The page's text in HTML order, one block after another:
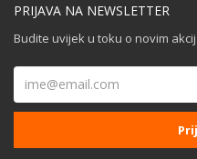
PRIJAVA NA NEWSLETTER
Budite uvijek u toku o novim